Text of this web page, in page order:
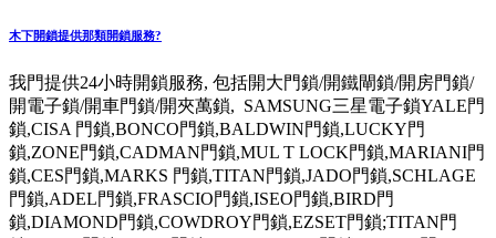
木下開鎖提供那類開鎖服務?
我門提供24小時開鎖服務, 包括開大門鎖/開鐵閘鎖/開房門鎖/
開電子鎖/開車門鎖/開夾萬鎖, SAMSUNG三星電子鎖YALE門
鎖,CISA 門鎖,BONCO門鎖,BALDWIN門鎖,LUCKY門
鎖,ZONE門鎖,CADMAN門鎖,MUL T LOCK門鎖,MARIANI門
鎖,CES門鎖,MARKS 門鎖,TITAN門鎖,JADO門鎖,SCHLAGE
門鎖,ADEL門鎖,FRASCIO門鎖,ISEO門鎖,BIRD門
鎖,DIAMOND門鎖,COWDROY門鎖,EZSET門鎖;TITAN門